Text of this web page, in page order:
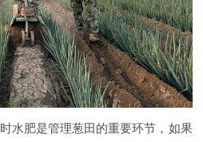
水肥是管理葱田的重要环节，如果